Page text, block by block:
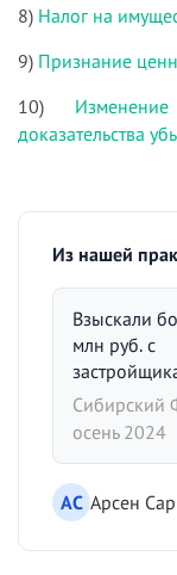
8) Налог на
9) Признание
10)
доказательства
Из нашей
Взыскали
млн руб. с
Сибирский
осень 2024
АС Арсен